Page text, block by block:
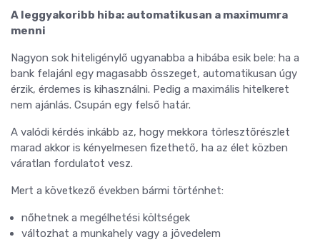
A leggyakoribb hiba: automatikusan a maximumra
menni
Nagyon sok hiteligénylő ugyanabba a hibába esik bele: ha a
bank felajánl egy magasabb összeget, automatikusan úgy
érzik, érdemes is kihasználni. Pedig a maximális hitelkeret
nem ajánlás. Csupán egy felső határ.
A valódi kérdés inkább az, hogy mekkora törlesztőrészlet
marad akkor is kényelmesen fizethető, ha az élet közben
váratlan fordulatot vesz.
Mert a következő években bármi történhet:
nőhetnek a megélhetési költségek
változhat a munkahely vagy a jövedelem